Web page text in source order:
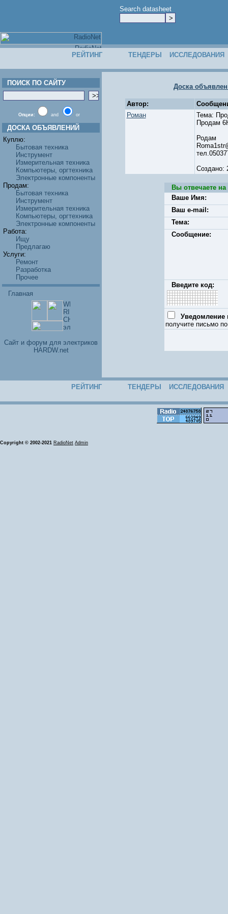
Search datasheet
РЕЙТИНГ ТЕНДЕРЫ ИССЛЕДОВАНИЯ
ПОИСК ПО САЙТУ
Опции: and or
ДОСКА ОБЪЯВЛЕНИЙ
Куплю:
Бытовая техника
Инструмент
Измерительная техника
Компьютеры, оргтехника
Электронные компоненты
Продам:
Бытовая техника
Инструмент
Измерительная техника
Компьютеры, оргтехника
Электронные компоненты
Работа:
Ищу
Предлагаю
Услуги:
Ремонт
Разработка
Прочее
Главная
Cайт и форум для электриков
HARDW.net
Доска
Автор:
Роман
Тема:
Продам
Родам
Создано:
Вы отвечаете
Ваше Имя:
Ваш e-mail:
Тема:
Сообщение:
Введите код:
Уведомление
получите письмо
РЕЙТИНГ ТЕНДЕРЫ ИССЛЕДОВАНИЯ
Copyright © 2002-2021 RadioNet Admin